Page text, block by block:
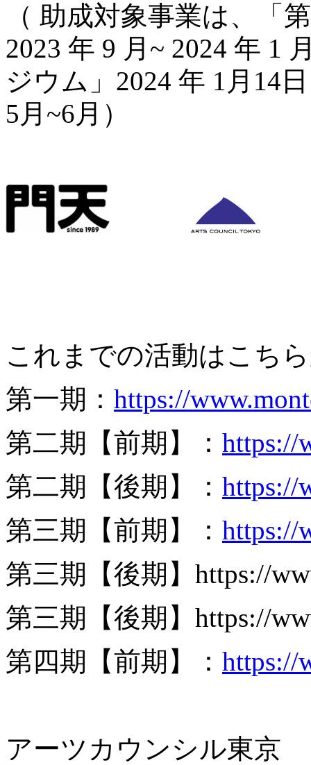
（ 助成対象事業は、「
2023 年 9 月~ 2024 年 1
ジウム」2024 年 1月14
5月~6月）
これまでの活動はこち
第一期： https://
第二期【前期】： https://
第二期【後期】： https://
第三期【前期】： https://
第三期【後期】https://
第三期【後期】https://
第四期【前期】
： https://
アーツカウンシル東京